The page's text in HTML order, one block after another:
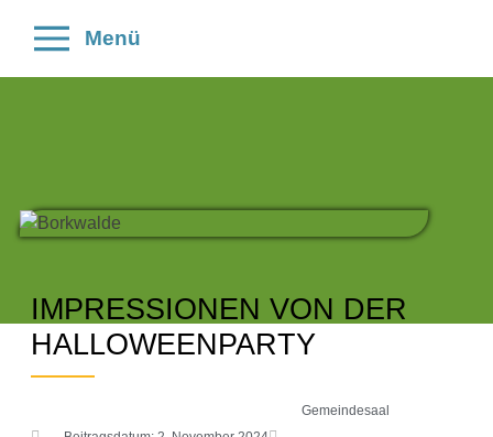
Menü
IMPRESSIONEN VON DER
HALLOWEENPARTY
Gemeindesaal